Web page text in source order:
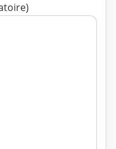
(obligatoire)